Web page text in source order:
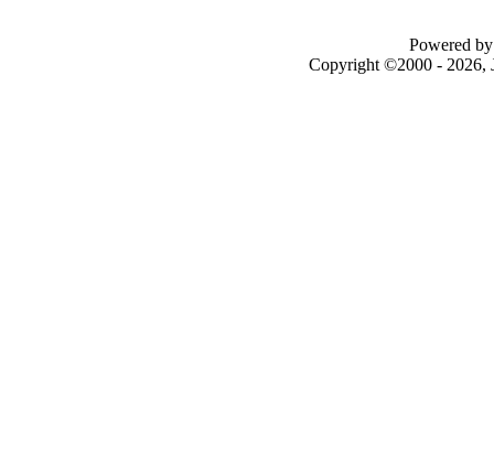
Powered
Copyright ©2000 - 2026,